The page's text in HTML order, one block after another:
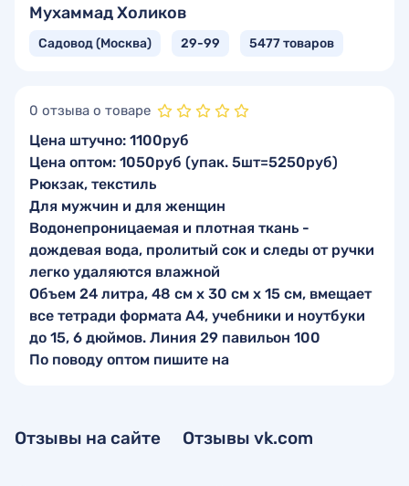
Мухаммад Холиков
Садовод (Москва) 29-99 5477 товаров
0 отзыва о товаре
Цена штучно: 1100руб
Цена оптом: 1050руб (упак. 5шт=5250руб)
Рюкзак, текстиль
Для мужчин и для женщин
Водонепроницаемая и плотная ткань -
дождевая вода, пролитый сок и следы от ручки
легко удаляются влажной
Объем 24 литра, 48 см x 30 см x 15 см, вмещает
все тетради формата А4, учебники и ноутбуки
до 15, 6 дюймов. Линия 29 павильон 100
По поводу оптом пишите на
Отзывы на сайте Отзывы vk.com